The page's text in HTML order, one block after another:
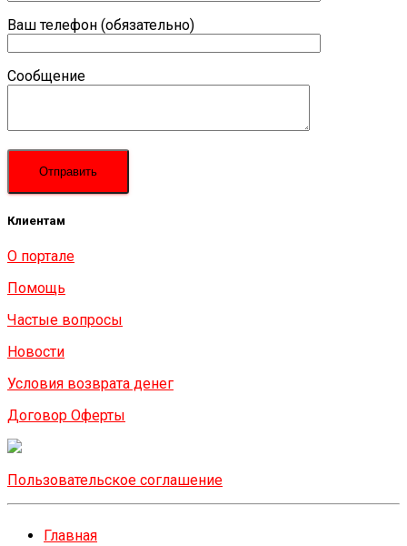
Ваш телефон (обязательно)
Сообщение
Клиентам
О портале
Помощь
Частые вопросы
Новости
Условия возврата денег
Договор Оферты
Пользовательское соглашение
Главная